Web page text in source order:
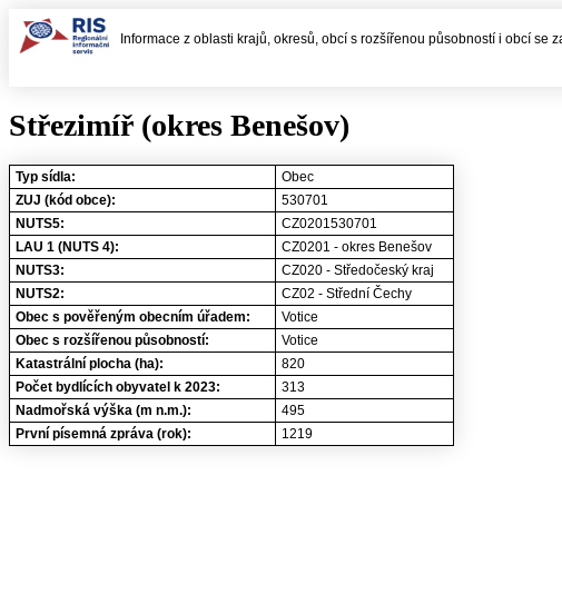
Informace z oblasti krajů, okresů, obcí s rozšířenou působností i obcí
Střezimíř (okres Benešov)
Typ sídla:
Obec
ZUJ (kód obce):
530701
NUTS5:
CZ0201530701
LAU 1 (NUTS 4):
CZ0201 - okres Benešov
NUTS3:
CZ020 - Středočeský kraj
NUTS2:
CZ02 - Střední Čechy
Obec s pověřeným obecním úřadem:
Votice
Obec s rozšířenou působností:
Votice
Katastrální plocha (ha):
820
Počet bydlících obyvatel k 2023:
313
Nadmořská výška (m n.m.):
495
První písemná zpráva (rok):
1219